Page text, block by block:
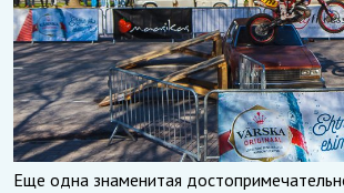
Еще одна знаменитая